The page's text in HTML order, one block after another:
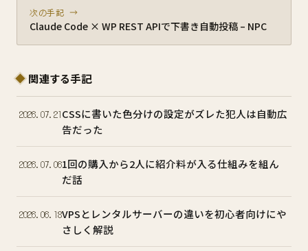
次の手記 →
Claude Code × WP REST APIで下書き自動投稿 – NPC
関連する手記
2026.07.21CSSに書いた色分けの設定がズレた犯人は自動広
告だった
2026.07.061回の購入から2人に紹介料が入る仕組みを組ん
だ話
2026.06.18VPSとレンタルサーバーの違いを初心者向けにや
さしく解説